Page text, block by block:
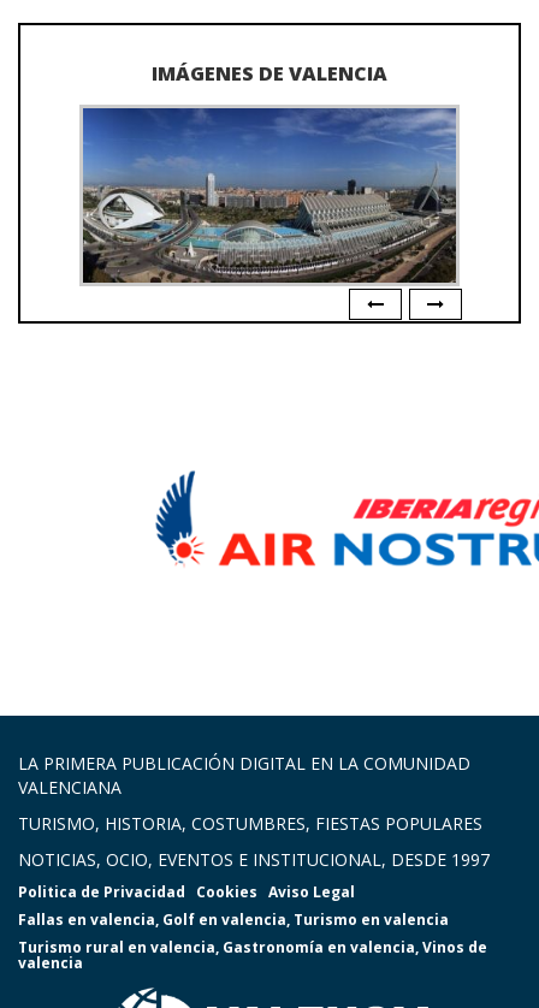
IMÁGENES DE VALENCIA
LA PRIMERA PUBLICACIÓN DIGITAL EN LA COMUNIDAD
VALENCIANA
TURISMO, HISTORIA, COSTUMBRES, FIESTAS POPULARES
NOTICIAS, OCIO, EVENTOS E INSTITUCIONAL, DESDE 1997
Politica de Privacidad Cookies Aviso Legal
Fallas en valencia, Golf en valencia, Turismo en valencia
Turismo rural en valencia, Gastronomía en valencia,Vinos de
valencia